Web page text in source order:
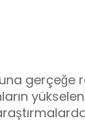
gerçeğe